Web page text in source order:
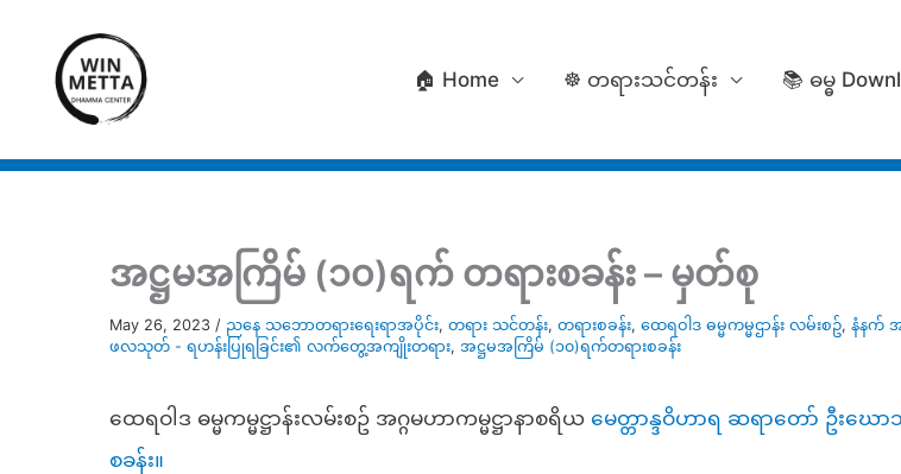
content
🏠 Home ☸️ တရားသင်တန်း 📚 ဓမ္ဓ
အဋ္ဌမအကြိမ် (၁၀)ရက် တရားစခန်း – မှတ်စု
May 26, 2023 / ညနေ သဘောတရားရေးရာအပိုင်း, တရား သင်တန်း, တရားစခန်း, ထေရဝါဒ ဓမ္မကမ္မဌာန်း လမ်းစဥ်, နံနက်
ဖလသုတ် - ရဟန်းပြုရခြင်း၏ လက်တွေ့အကျိုးတရား, အဋ္ဌမအကြိမ် (၁၀)ရက်တရားစခန်း
ထေရဝါဒ ဓမ္မကမ္မဋ္ဌာန်းလမ်းစဥ် အဂ္ဂမဟာကမ္မဋ္ဌာနာစရိယ မေတ္တာန္ဒဝိဟာရ ဆရာတော် ဦးဃ
စခန်း။